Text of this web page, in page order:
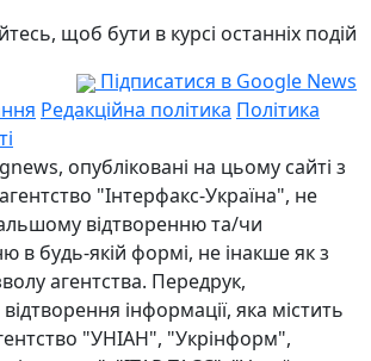
щоб бути в курсі останніх подій
Підписатися в Google News
Редакційна політика Політика
опубліковані на цьому сайті з
"Інтерфакс-Україна", не
відтворенню та/чи
в будь-якій формі, не інакше як з
агентства. Передрук,
інформації, яка містить
"УНІАН", "Укрінформ",